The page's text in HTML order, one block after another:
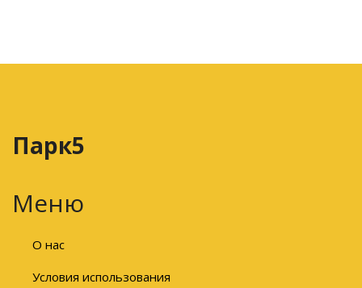
Парк5
Меню
О нас
Условия использования